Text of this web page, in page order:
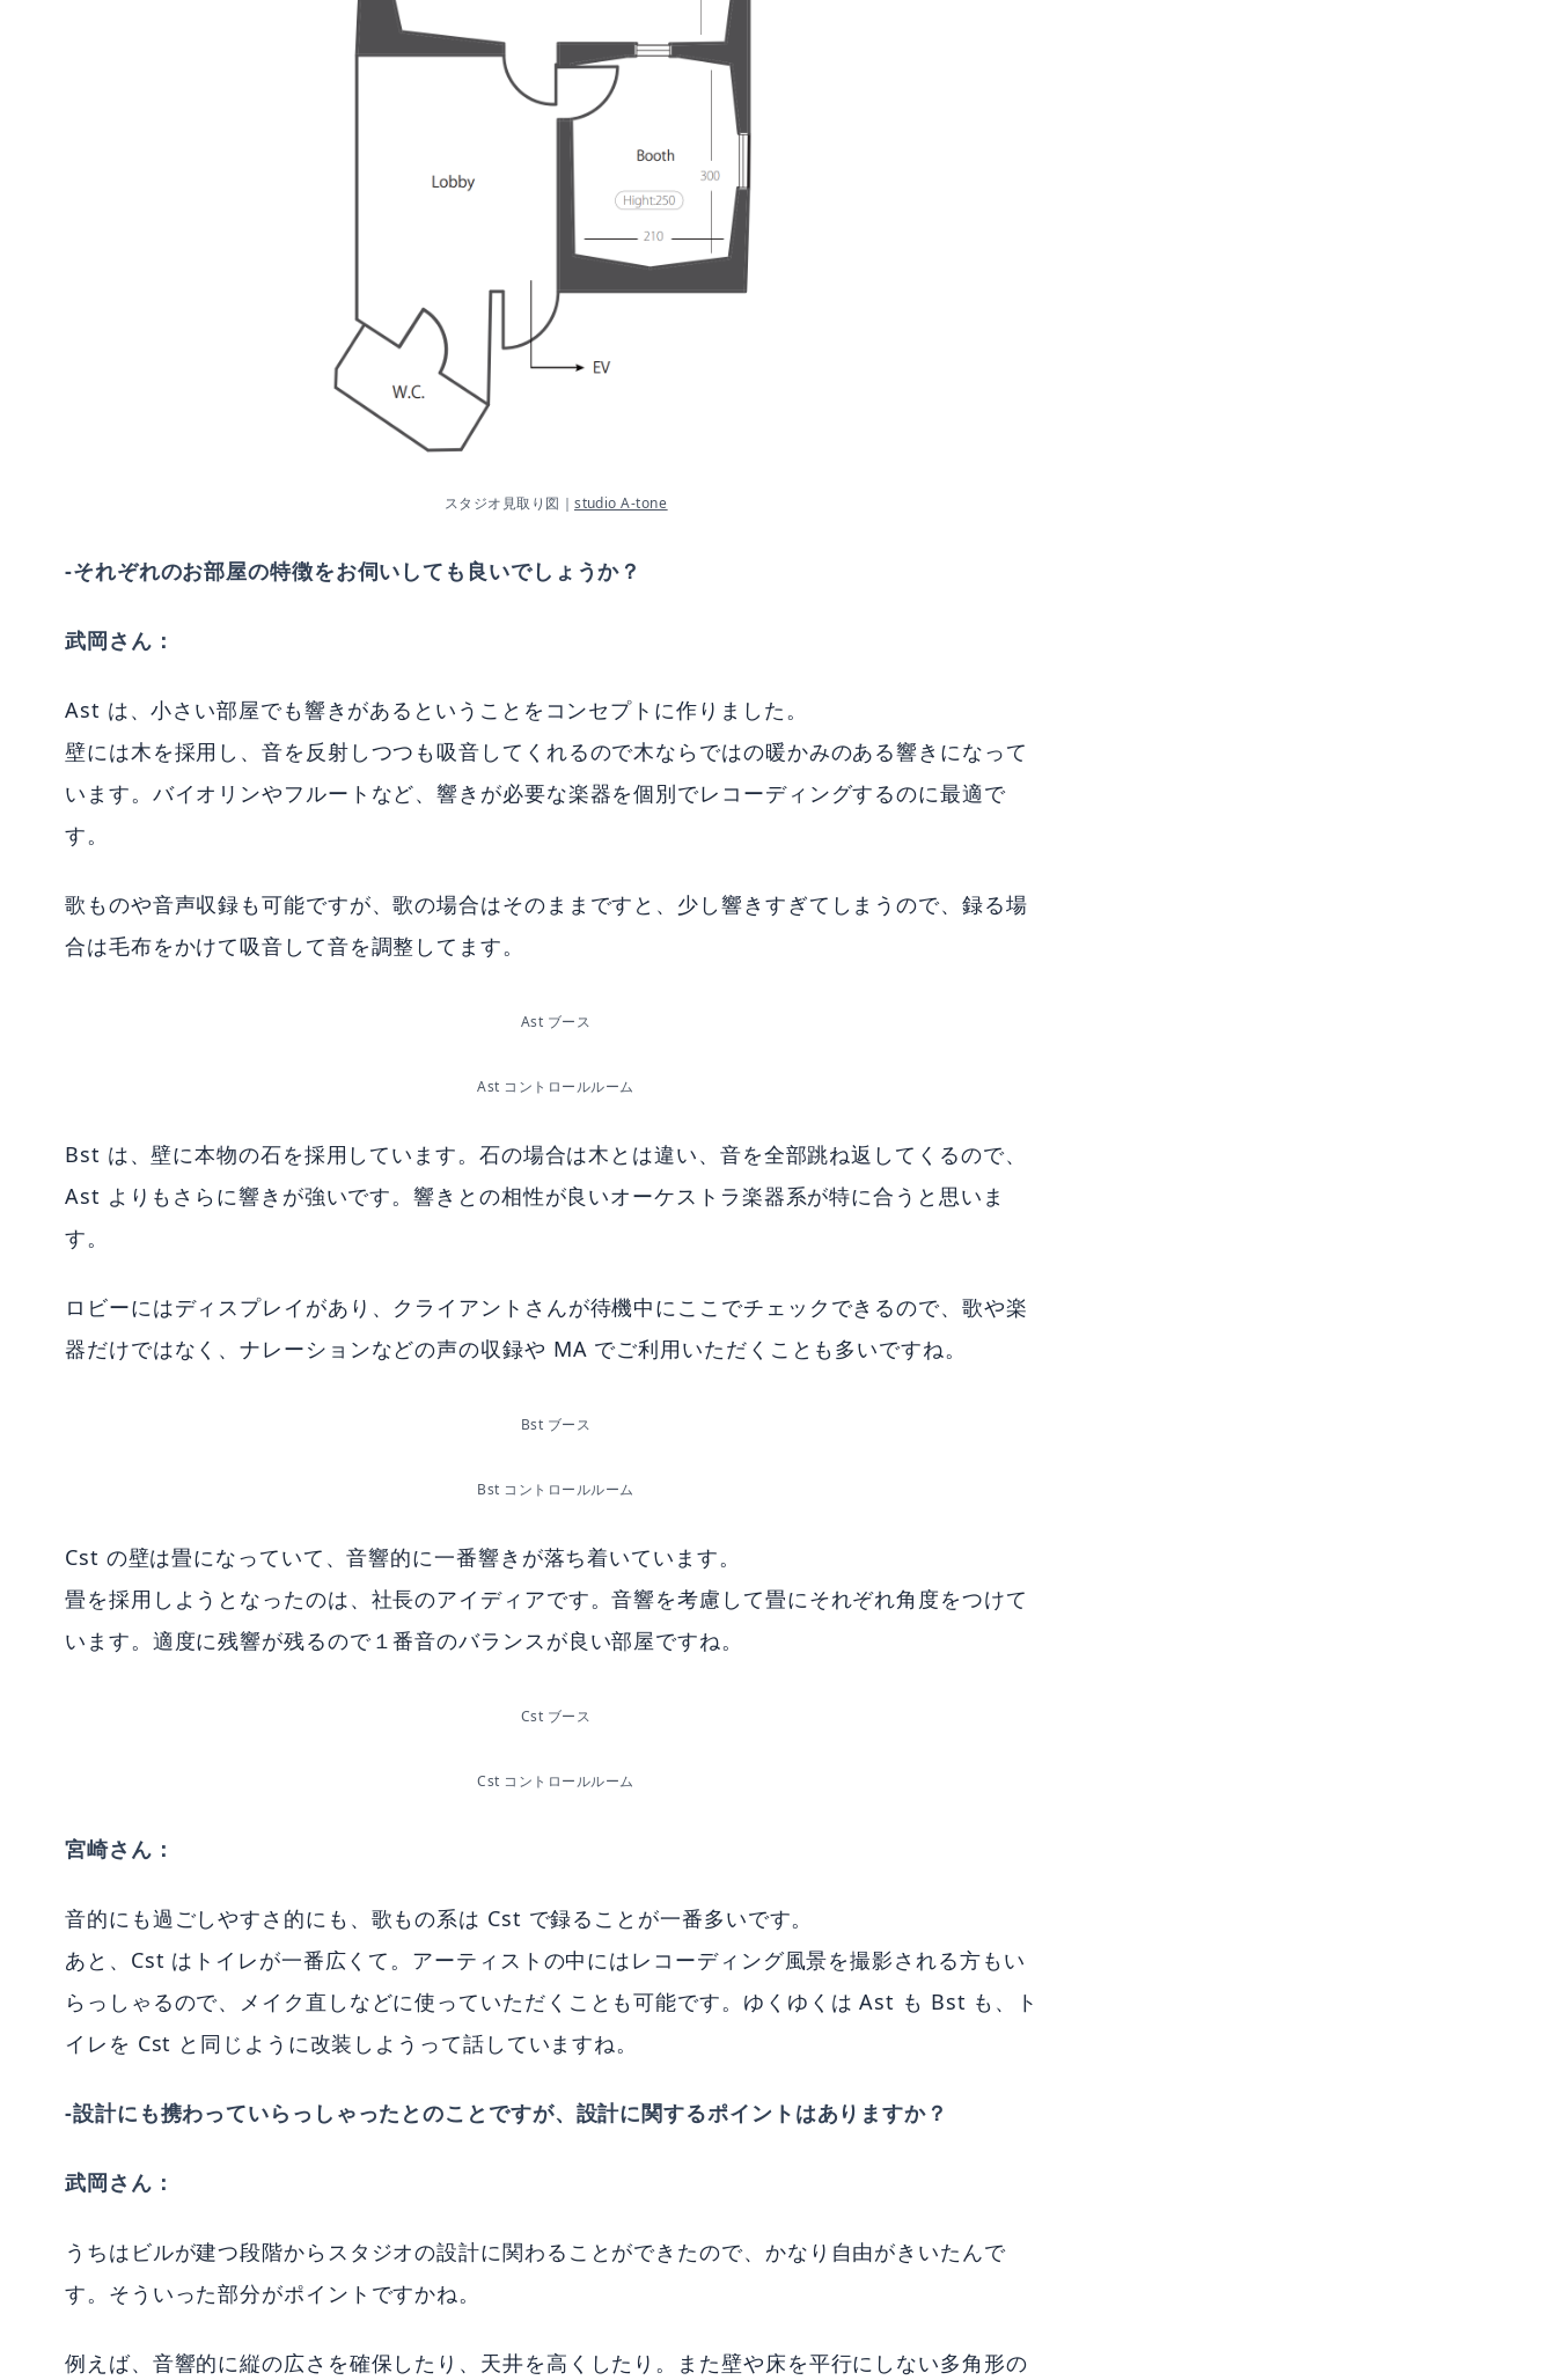
スタジオ見取り図｜studio A-tone
-それぞれのお部屋の特徴をお伺いしても良いでしょうか？
武岡さん：
Ast は、小さい部屋でも響きがあるということをコンセプトに作りました。
壁には木を採用し、音を反射しつつも吸音してくれるので木ならではの暖かみのある響きになって
います。バイオリンやフルートなど、響きが必要な楽器を個別でレコーディングするのに最適で
す。
歌ものや音声収録も可能ですが、歌の場合はそのままですと、少し響きすぎてしまうので、録る場
合は毛布をかけて吸音して音を調整してます。
Ast ブース
Ast コントロールルーム
Bst は、壁に本物の石を採用しています。石の場合は木とは違い、音を全部跳ね返してくるので、
Ast よりもさらに響きが強いです。響きとの相性が良いオーケストラ楽器系が特に合うと思いま
す。
ロビーにはディスプレイがあり、クライアントさんが待機中にここでチェックできるので、歌や楽
器だけではなく、ナレーションなどの声の収録や MA でご利用いただくことも多いですね。
Bst ブース
Bst コントロールルーム
Cst の壁は畳になっていて、音響的に一番響きが落ち着いています。
畳を採用しようとなったのは、社長のアイディアです。音響を考慮して畳にそれぞれ角度をつけて
います。適度に残響が残るので１番音のバランスが良い部屋ですね。
Cst ブース
Cst コントロールルーム
宮崎さん：
音的にも過ごしやすさ的にも、歌もの系は Cst で録ることが一番多いです。
あと、Cst はトイレが一番広くて。アーティストの中にはレコーディング風景を撮影される方もい
らっしゃるので、メイク直しなどに使っていただくことも可能です。ゆくゆくは Ast も Bst も、ト
イレを Cst と同じように改装しようって話していますね。
-設計にも携わっていらっしゃったとのことですが、設計に関するポイントはありますか？
武岡さん：
うちはビルが建つ段階からスタジオの設計に関わることができたので、かなり自由がきいたんで
す。そういった部分がポイントですかね。
例えば、音響的に縦の広さを確保したり、天井を高くしたり。また壁や床を平行にしない多角形の